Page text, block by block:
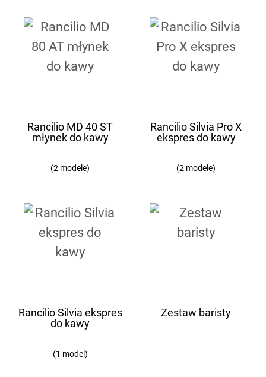
Rancilio MD 40 ST
młynek do kawy
(2 modele)
Rancilio Silvia Pro X
ekspres do kawy
(2 modele)
Rancilio Silvia ekspres
do kawy
(1 model)
Zestaw baristy